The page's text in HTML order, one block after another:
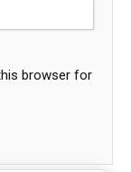
browser for